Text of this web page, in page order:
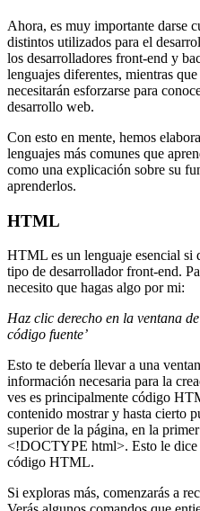
Ahora, es muy importante darse
distintos utilizados para el
los desarrolladores front-end y
lenguajes diferentes, mientras
necesitarán esforzarse para
desarrollo web.
Con esto en mente, hemos
lenguajes más comunes que
como una explicación sobre su
aprenderlos.
HTML
HTML es un lenguaje esencial si
tipo de desarrollador front-end.
necesito que hagas algo por mi:
Haz clic derecho en la ventana
código fuente’
Esto te debería llevar a una
información necesaria para la
ves es principalmente código
contenido mostrar y hasta cierto
superior de la página, en la
<!DOCTYPE html>. Esto le dice
código HTML.
Si exploras más, comenzarás a